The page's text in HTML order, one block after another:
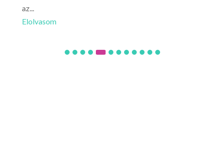
az...
Elolvasom